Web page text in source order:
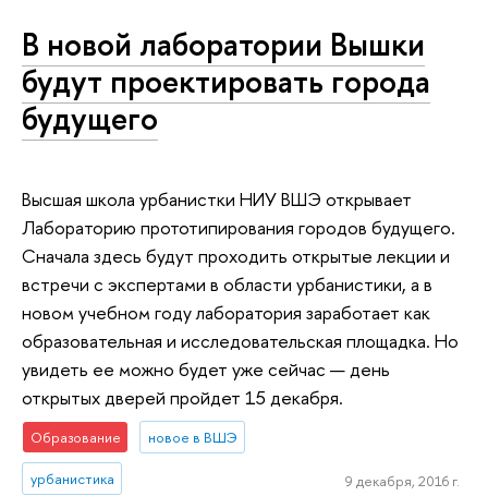
В новой лаборатории Вышки
будут проектировать города
будущего
Высшая школа урбанистки НИУ ВШЭ открывает
Лабораторию прототипирования городов будущего.
Сначала здесь будут проходить открытые лекции и
встречи с экспертами в области урбанистики, а в
новом учебном году лаборатория заработает как
образовательная и исследовательская площадка. Но
увидеть ее можно будет уже сейчас — день
открытых дверей пройдет 15 декабря.
Образование новое в ВШЭ
урбанистика 9 декабря, 2016 г.